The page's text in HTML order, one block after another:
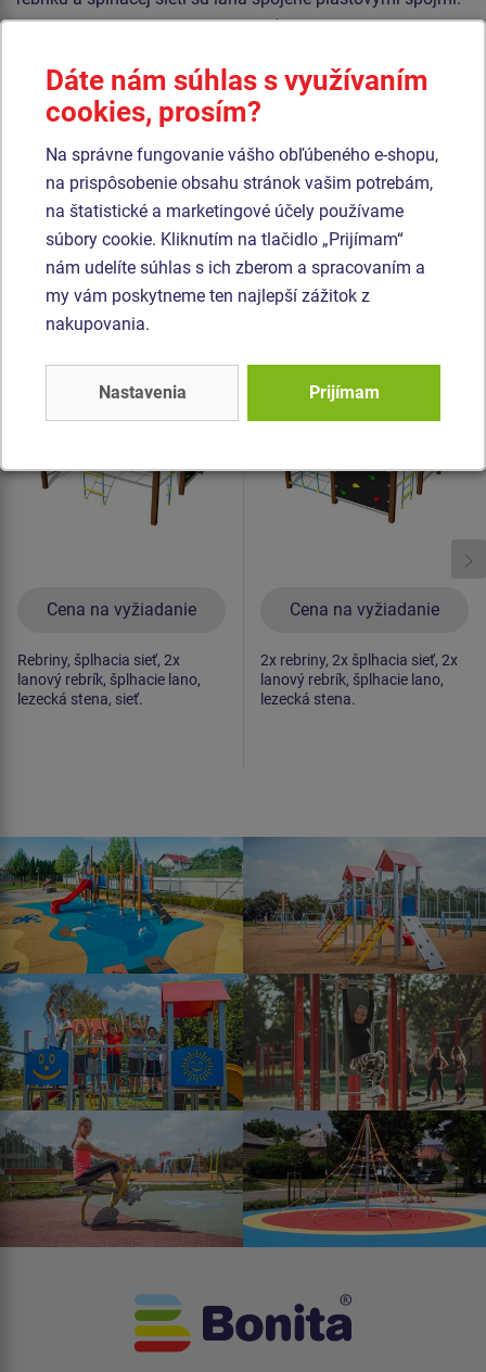
Lezecká stena je vyrobená z HPL (vysokotlakový laminát
farebnou stálosťou, odolnosťou proti poškriabaniu a
odolnosťou proti vode). Horolezecké úchyty sú vyrobené z
aj šetrný povrch pre kožu na rukách. Všetok spojovací
materiál je pozinkovaný nebo nerezový.
Podobnýtovar
Produkt - SSE-8704K-10
Cena na vyžiadanie
Rebriny, šplhacia sieť, 2x
lanový rebrík, šplhacie lano,
lezecká stena, sieť.
Cena na vyžiadanie
2x rebriny, 2x šplhacia sieť, 2x
lanový rebrík, šplhacie lano,
lezecká stena.
Dáte nám súhlas s využívaním
cookies, prosím?
Na správne fungovanie vášho obľúbeného e-shopu,
na prispôsobenie obsahu stránok vašim potrebám,
na štatistické a marketingové účely používame
súbory cookie. Kliknutím na tlačidlo „Prijímam“
nám udelíte súhlas s ich zberom a spracovaním a
my vám poskytneme ten najlepší zážitok z
nakupovania.
Nastavenia Prijímam